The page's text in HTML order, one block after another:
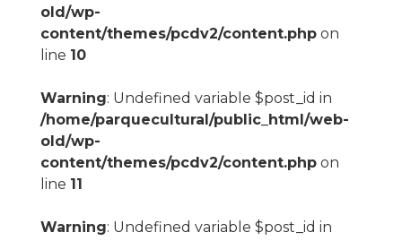
old/wp-
content/themes/pcdv2/content.phpon
line 10
Warning: Undefined variable $post_id in
/home/parquecultural/public_html/web-
old/wp-
content/themes/pcdv2/content.phpon
line 11
Warning: Undefined variable $post_id in